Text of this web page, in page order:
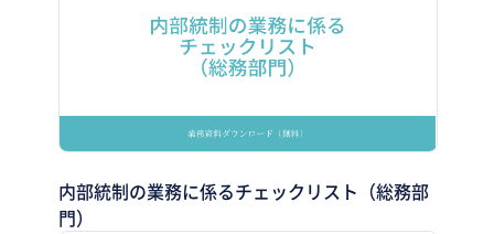
内部統制の業務に係るチェックリスト（総務部
門）